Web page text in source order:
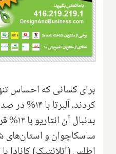
برای کسانی که احساس
کردند،
بدنبال
ساسکاچوان و استان‌های